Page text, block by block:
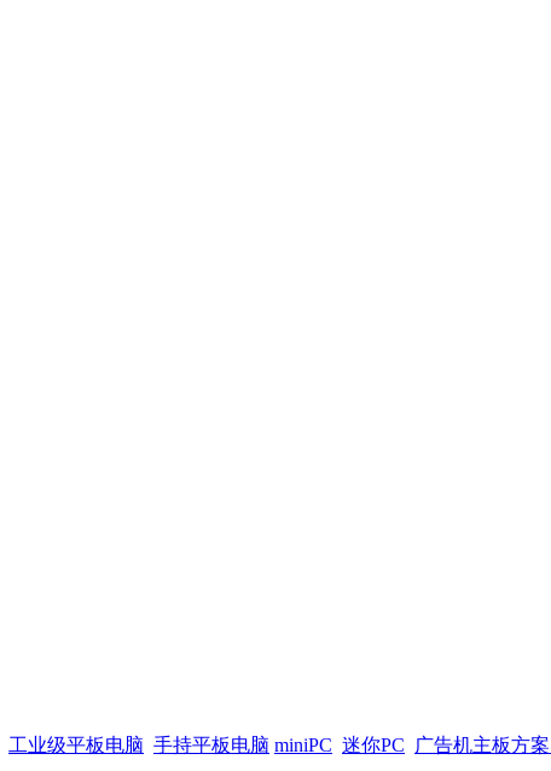
工业级平板电脑 手持平板电脑 miniPC 迷你PC 广告机主板方案